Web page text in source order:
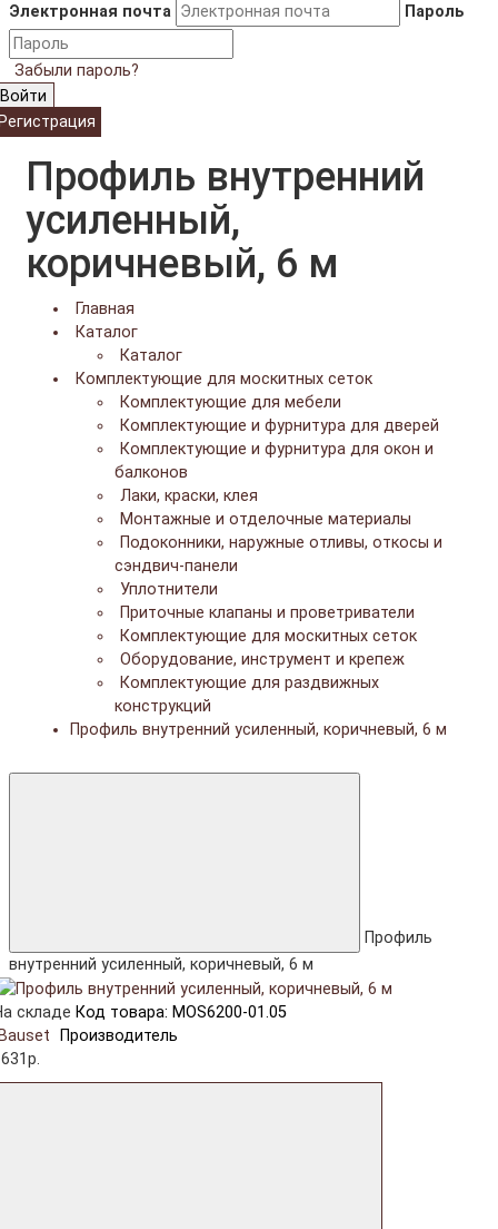
Электронная почта
Пароль
Забыли пароль?
Войти
Профиль внутренний
усиленный,
коричневый, 6 м
Главная
Каталог
Каталог
Комплектующие для москитных сеток
Комплектующие для мебели
Комплектующие и фурнитура для дверей
Комплектующие и фурнитура для окон и
балконов
Лаки, краски, клея
Монтажные и отделочные материалы
Подоконники, наружные отливы, откосы и
сэндвич-панели
Уплотнители
Приточные клапаны и проветриватели
Комплектующие для москитных сеток
Оборудование, инструмент и крепеж
Комплектующие для раздвижных
конструкций
Профиль внутренний усиленный, коричневый, 6 м
Профиль
внутренний усиленный, коричневый, 6 м
складе Код товара: MOS6200-01.05
Производитель